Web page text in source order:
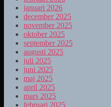
januari 2026
december 2025
november 2025
oktober 2025
september 2025
augusti 2025
juli 2025
juni 2025
maj 2025
april 2025
mars 2025
februari 2025